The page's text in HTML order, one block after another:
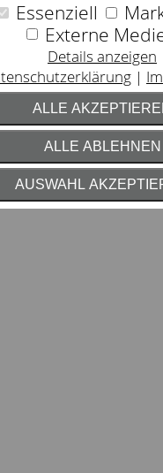
Essenziell
Externe
Details anzeigen
ALLE
ALLE ABLEHNEN
AUSWAHL